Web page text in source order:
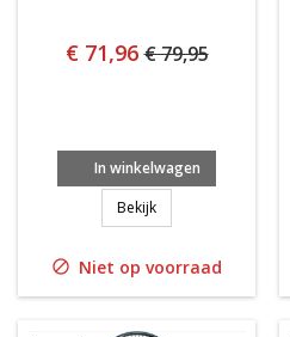
€ 71,96 € 79,95
In winkelwagen
BekijkBabolat Aero
 Niet op voorraad